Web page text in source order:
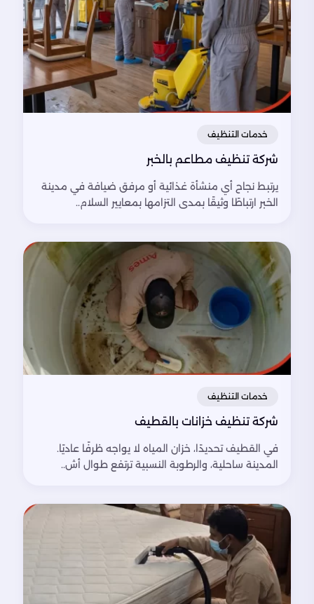
خدمات التنظيف
شركة تنظيف مطاعم بالخبر
يرتبط نجاح أي منشأة غذائية أو مرفق ضيافة في مدينة
الخبر ارتباطًا وثيقًا بمدى التزامها بمعايير السلام..
خدمات التنظيف
شركة تنظيف خزانات بالقطيف
في القطيف تحديدًا، خزان المياه لا يواجه ظرفًا عاديًا.
المدينة ساحلية، والرطوبة النسبية ترتفع طوال أش..